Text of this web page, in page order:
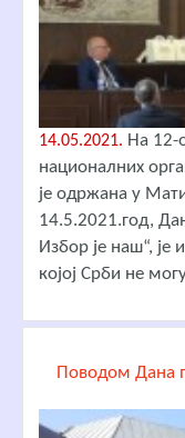
14.05.2021. На 12-
националних
је одржана у
14.5.2021.год,
Избор је наш“, је
којој Срби не
Поводом Дана